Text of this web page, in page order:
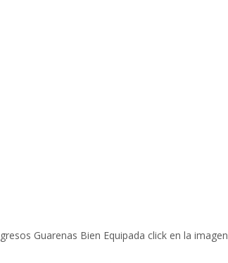
Guarenas Bien Equipada click en la imagen